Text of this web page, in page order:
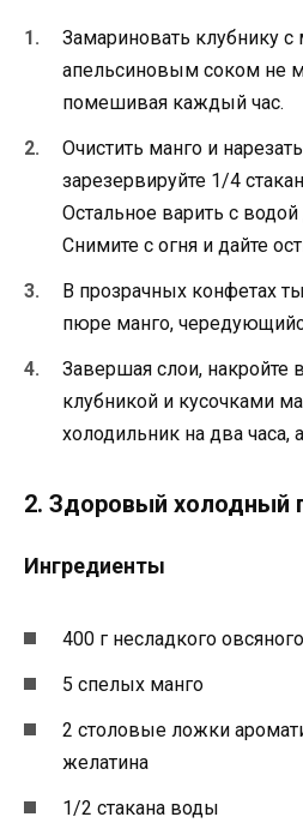
Замариновать клубнику
апельсиновым соком не
помешивая каждый час.
Очистить манго и
зарезервируйте 1/4
Остальное варить с
Снимите с огня и дайте
В прозрачных конфетах
пюре манго,
Завершая слои, накройте
клубникой и кусочками
холодильник на два часа,
2. Здоровый холодный
Ингредиенты
400 г несладкого
5 спелых манго
2 столовые ложки
желатина
1/2 стакана воды